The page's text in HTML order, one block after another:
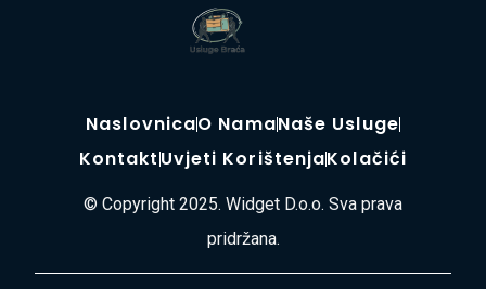
NaslovnicaO NamaNaše Usluge
KontaktUvjeti KorištenjaKolačići
© Copyright 2025. Widget D.o.o. Sva prava
pridržana.